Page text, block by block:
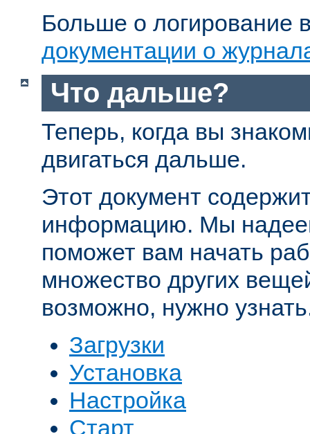
Больше о логирование
документации о
Что дальше?
Теперь, когда вы
двигаться дальше.
Этот документ
информацию. Мы
поможет вам начать
множество других
возможно, нужно
Загрузки
Установка
Настройка
Старт